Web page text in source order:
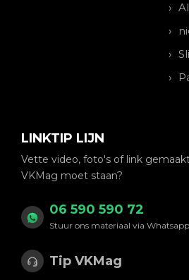
LINKTIP LIJN
Vette video, foto's of link
VKMag moet staan?
06 590 590 72
Stuur ons materiaal via Whatsapp
Tip VKMag